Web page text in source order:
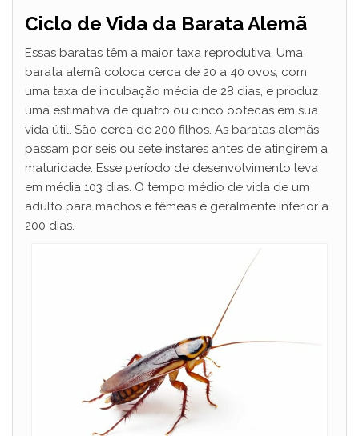
V
i
d
e
Ciclo de Vida da Barata Alemã
Essas baratas têm a maior taxa reprodutiva. Uma
barata alemã coloca cerca de 20 a 40 ovos, com
uma taxa de incubação média de 28 dias, e produz
uma estimativa de quatro ou cinco ootecas em sua
vida útil. São cerca de 200 filhos. As baratas alemãs
passam por seis ou sete instares antes de atingirem a
maturidade. Esse período de desenvolvimento leva
em média 103 dias. O tempo médio de vida de um
adulto para machos e fêmeas é geralmente inferior a
200 dias.